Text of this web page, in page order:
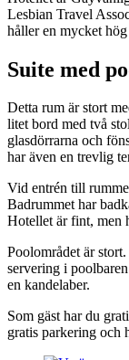
Lesbian Travel
håller en mycket
Suite med
Detta rum är stort
litet bord med två
glasdörrarna och
har även en trevlig
Vid entrén till
Badrummet har
Hotellet är fint, men
Poolområdet är
servering i
en kandelaber.
Som gäst har du
gratis parkering och